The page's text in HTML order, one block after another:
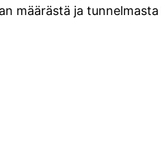
määrästä ja